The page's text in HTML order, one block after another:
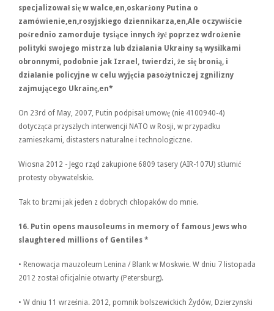
specjalizował się w walce,en,oskarżony Putina o
zamówienie,en,rosyjskiego dziennikarza,en,Ale oczywiście
pośrednio zamorduje tysiące innych żyć poprzez wdrożenie
polityki swojego mistrza lub działania Ukrainy są wysiłkami
obronnymi, podobnie jak Izrael, twierdzi, że się bronią, i
działanie policyjne w celu wyjęcia pasożytniczej zgnilizny
zajmującego Ukrainę,en*
On 23rd of May, 2007, Putin podpisał umowę (nie 4100940-4)
dotycząca przyszłych interwencji NATO w Rosji, w przypadku
zamieszkami, distasters naturalne i technologiczne.
Wiosna 2012 - Jego rząd zakupione 6809 tasery (AIR-107U) stłumić
protesty obywatelskie.
Tak to brzmi jak jeden z dobrych chłopaków do mnie.
16. Putin opens mausoleums in memory of famous Jews who
slaughtered millions of Gentiles *
• Renowacja mauzoleum Lenina / Blank w Moskwie. W dniu 7 listopada
2012 został oficjalnie otwarty (Petersburg).
• W dniu 11 września. 2012, pomnik bolszewickich Żydów, Dzierzynski